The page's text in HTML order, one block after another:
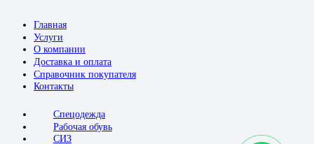
Главная
Услуги
О компании
Доставка и оплата
Справочник покупателя
Контакты
Спецодежда
Рабочая обувь
СИЗ